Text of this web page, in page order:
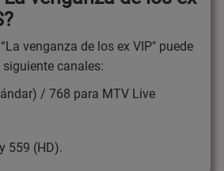
venganza de los ex VIP" puede
canales:
/ 768 para MTV Live
559 (HD).